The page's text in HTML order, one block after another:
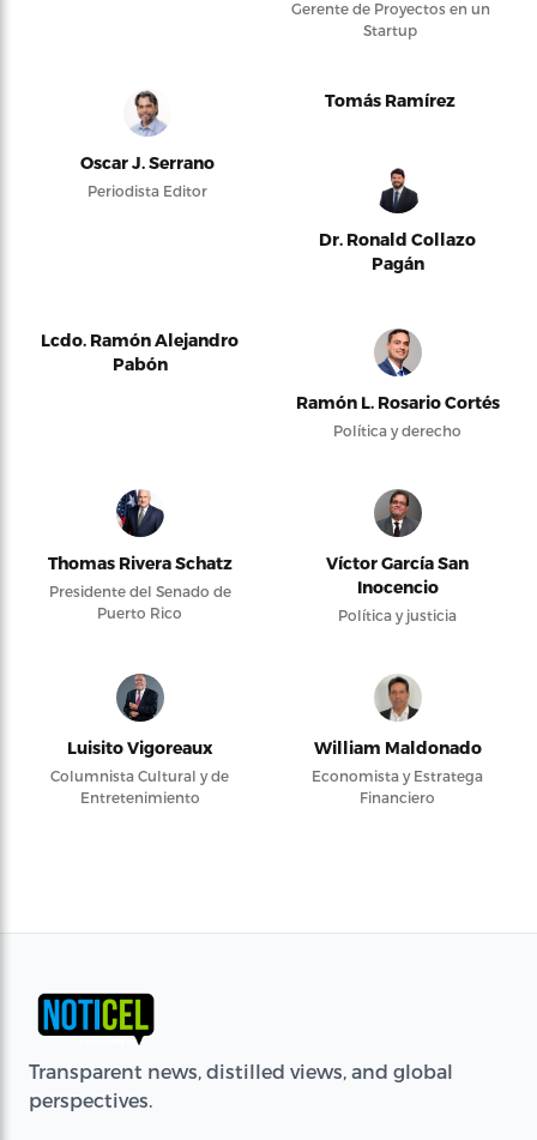
Gerente de Proyectos en un
Startup
Oscar J. Serrano
Periodista Editor
Tomás Ramírez
Dr. Ronald Collazo
Pagán
Lcdo. Ramón Alejandro
Pabón
Ramón L. Rosario Cortés
Política y derecho
Thomas Rivera Schatz
Presidente del Senado de
Puerto Rico
Víctor García San
Inocencio
Política y justicia
Luisito Vigoreaux
Columnista Cultural y de
Entretenimiento
William Maldonado
Economista y Estratega
Financiero
Transparent news, distilled views, and global
perspectives.